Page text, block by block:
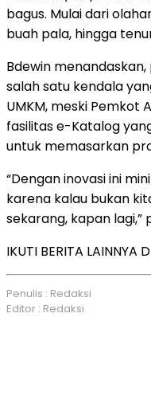
bagus. Mulai dari
buah pala, hingga
Bdewin
salah satu kendala
UMKM, meski Pemkot
fasilitas e-Katalog
untuk memasarkan
“Dengan inovasi ini
karena kalau bukan
sekarang, kapan lagi,”
IKUTI BERITA LAINNYA
Penulis : Redaksi
Editor : Redaksi